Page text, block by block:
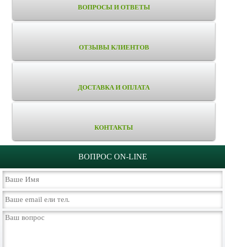
ВОПРОСЫ И ОТВЕТЫ
ОТЗЫВЫ КЛИЕНТОВ
ДОСТАВКА И ОПЛАТА
КОНТАКТЫ
ВОПРОС ON-LINE